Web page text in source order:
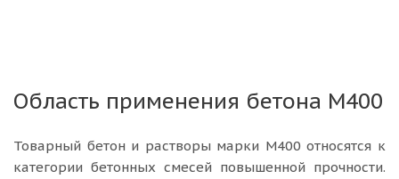
Область применения бетона М400
Товарный бетон и растворы марки М400 относятся к
категории бетонных смесей повышенной прочности.